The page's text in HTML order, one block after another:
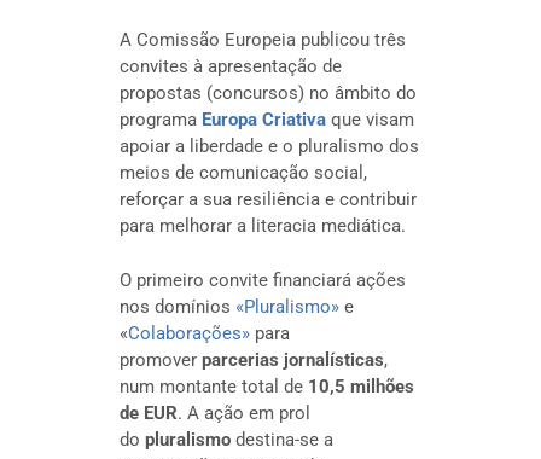
A Comissão Europeia publicou três
convites à apresentação de
propostas (concursos) no âmbito do
programa Europa Criativaque visam
apoiar a liberdade e o pluralismo dos
meios de comunicação social,
reforçar a sua resiliência e contribuir
para melhorar a literacia mediática.
O primeiro convite financiará ações
nos domínios «Pluralismo» e
«Colaborações» para
promover parcerias jornalísticas,
num montante total de 10,5 milhões
de EUR. A ação em prol
do pluralismo destina-se a